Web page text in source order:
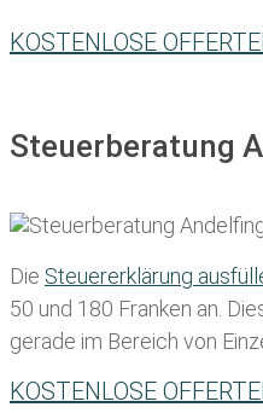
KOSTENLOSE
Steuerberatung
Die Steuererklärung
50 und 180 Franken an.
gerade im Bereich von
KOSTENLOSE